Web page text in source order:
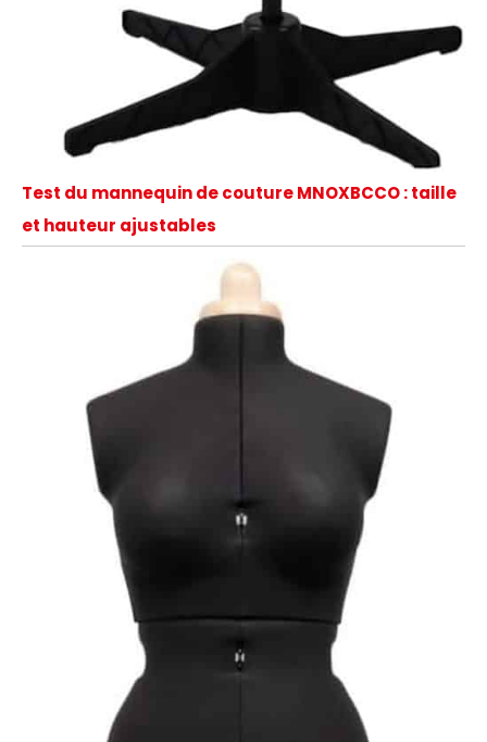
Test du mannequin de couture MNOXBCCO : taille
et hauteur ajustables